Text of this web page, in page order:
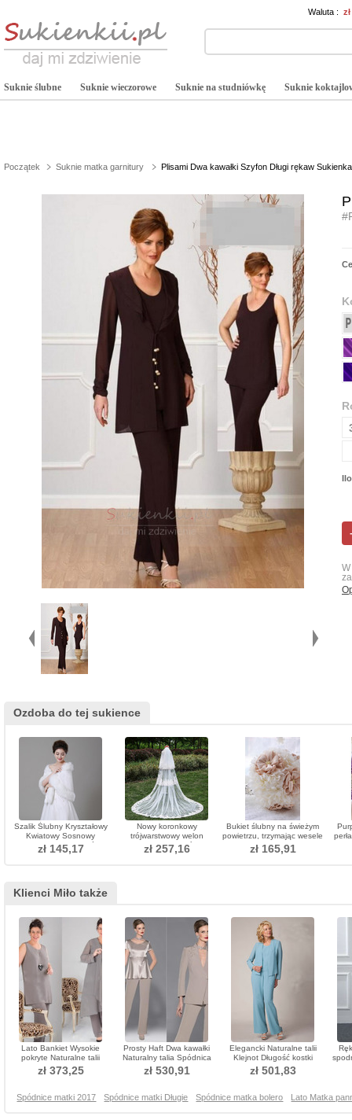
Waluta :
Suknie ślubne Suknie wieczorowe Suknie na studniówkę Suknie
Początek Suknie matka garnitury Plisami Dwa kawałki Szyfon Długi rękaw
Ozdoba do tej sukience
Szalik Ślubny Kryształowy
Kwiatowy Sosnowy
Romantyczny Pokój
zł 145,17
Nowy koronkowy
trójwarstwowy welon
hurtowy akcesoria ślubne
welon na ogon
zł 257,16
Bukiet ślubny na świeżym
powietrzu, trzymając wesele
zł 165,91
Klienci Miło także
Lato Bankiet Wysokie
pokryte Naturalne talii
Sukienka matka garnitury
zł 373,25
Prosty Haft Dwa kawałki
Naturalny talia Spódnica
matka garnitury
zł 530,91
Elegancki Naturalne talii
Klejnot Długość kostki
Sukienka matka garnitury
zł 501,83
Spódnice matki 2017 Spódnice matki Długie Spódnice matka bolero Lato Matka